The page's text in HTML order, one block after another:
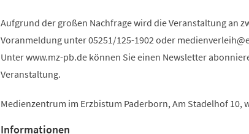
Aufgrund der großen Nachfrage wird die Veranstaltung an
Voranmeldung unter 05251/125-1902 oder medienverleih
Unter www.mz-pb.de können Sie einen Newsletter
Veranstaltung.
Medienzentrum im Erzbistum Paderborn, Am Stadelhof 10,
Informationen